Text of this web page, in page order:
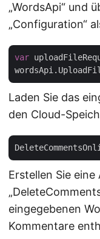
„WordsApi“ und
„Configuration“
var
Laden Sie das
den Cloud-
Erstellen Sie
eingegebenen
Kommentare